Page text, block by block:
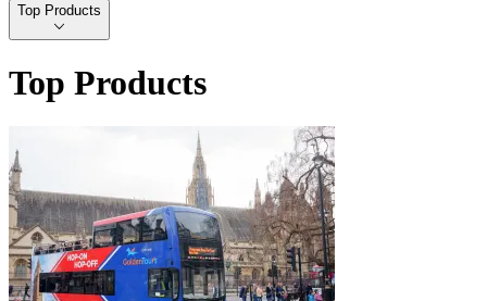
Top Products
Top Products